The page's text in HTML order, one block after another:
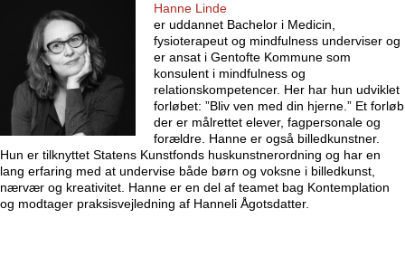
Hanne Linde
er uddannet Bachelor i Medicin,
fysioterapeut og mindfulness underviser og
er ansat i Gentofte Kommune som
konsulent i mindfulness og
relationskompetencer. Her har hun udviklet
forløbet: ”Bliv ven med din hjerne.” Et forløb
der er målrettet elever, fagpersonale og
forældre. Hanne er også billedkunstner.
Hun er tilknyttet Statens Kunstfonds huskunstnerordning og har en
lang erfaring med at undervise både børn og voksne i billedkunst,
nærvær og kreativitet. Hanne er en del af teamet bag Kontemplation
og modtager praksisvejledning af Hanneli Ågotsdatter.